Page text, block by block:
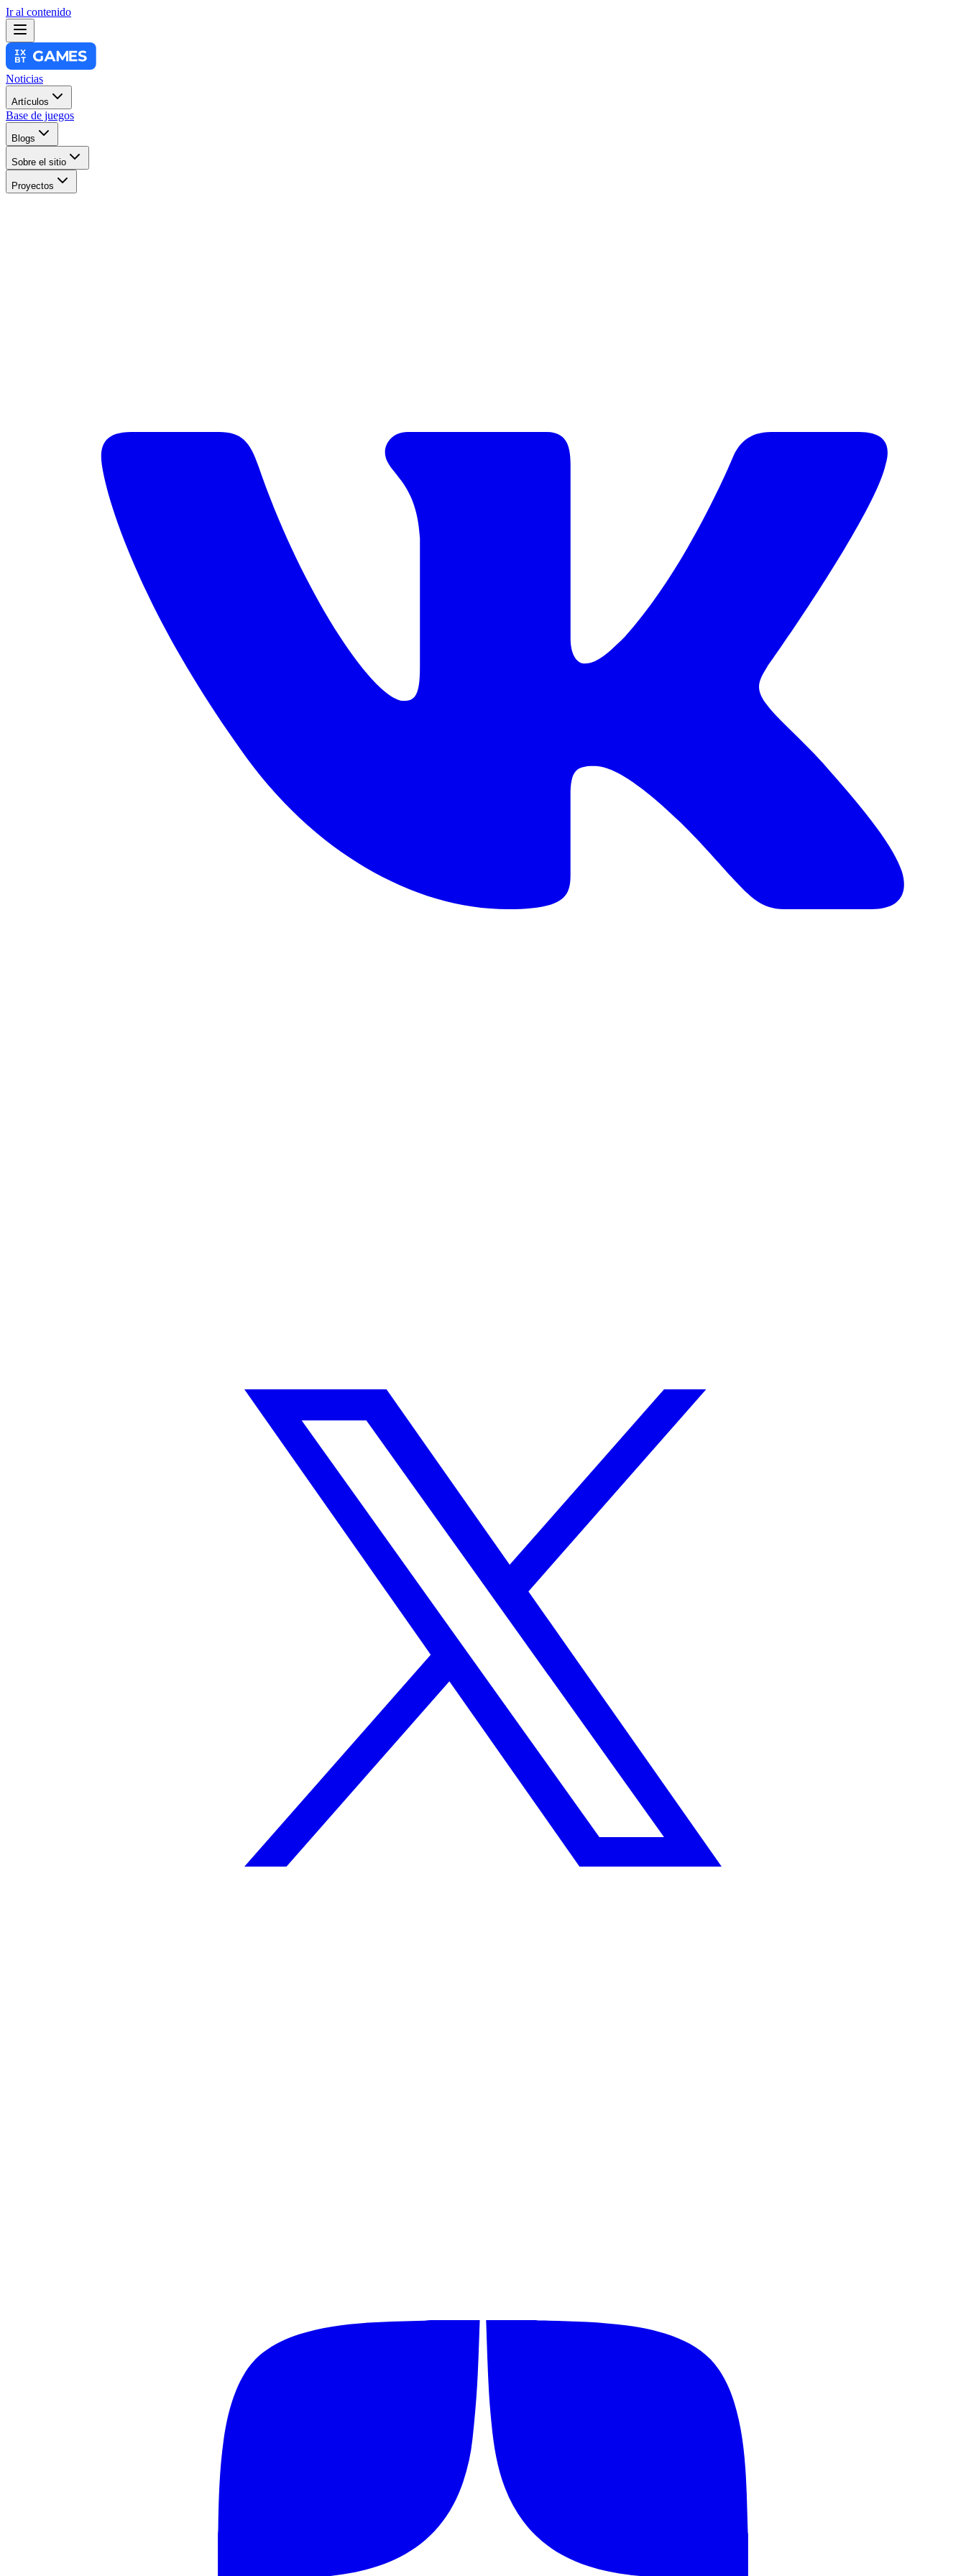
Ir al contenido
Noticias
Artículos
Base de juegos
Blogs
Sobre el sitio
Proyectos